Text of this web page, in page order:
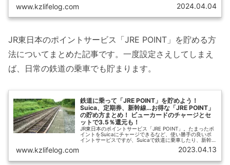
ップグレードのお得な使い方を紹介します。
www.kzlifelog.com 2024.04.04
JR東日本のポイントサービス「JRE POINT」を貯める方
法についてまとめた記事です。一度設定さえしてしまえ
ば、日常の鉄道の乗車でも貯まります。
鉄道に乗って「JRE POINT」を貯めよう！
Suica、定期券、新幹線…お得な「JRE POINT」
の貯め方まとめ！ ビューカードのチャージとセ
ットで3.5％還元も！
JR東日本のポイントサービス「JRE POINT」。たまったポ
イントをSuicaにチャージできるなど、使い勝手の良いポ
イントサービスですが、Suicaで鉄道に乗車したり、新幹
線に乗車したりするだけで「JRE POINT」が貯まるのをご
存知でしょうか？ この記事では、どうやってJRE POINTを
を貯める点に絞って解説します。
www.kzlifelog.com 2023.04.13